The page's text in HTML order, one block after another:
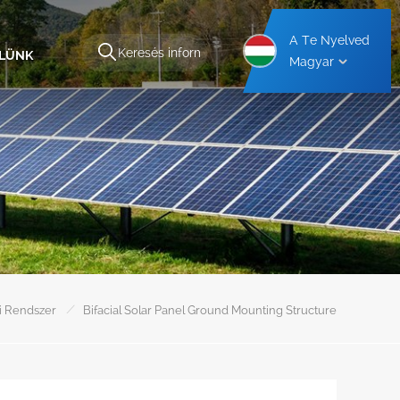
A Te Nyelved
Magyar
Rendszer / Bifacial Solar Panel Ground Mounting Structure